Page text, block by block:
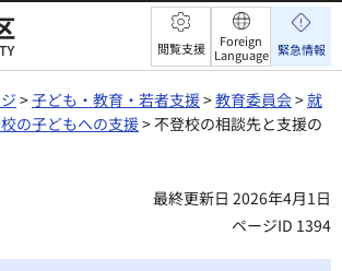
閲覧支援
Foreign
Language 緊急情報
>子ども・教育・若者支援>教育委員会>就
の子どもへの支援> 不登校の相談先と支援の
最終更新日 2026年4月1日
ページID 1394